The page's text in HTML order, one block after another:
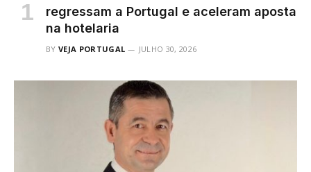
regressam a Portugal e aceleram aposta
na hotelaria
BY VEJA PORTUGAL JULHO 30, 2026